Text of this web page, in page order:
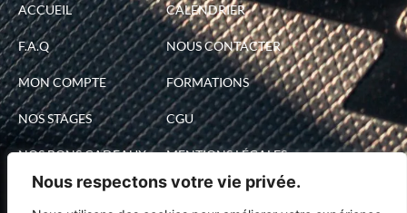
Nous respectons votre vie privée.
ACCUEIL
F.A.Q
MON COMPTE
NOS STAGES
NOS BONS CADEAUX
CALENDRIER
NOUS CONTACTER
FORMATIONS
CGU
MENTIONS LÉGALES